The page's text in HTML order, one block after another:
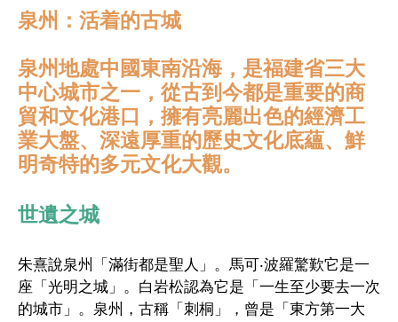
泉州：活着的古城
泉州地處中國東南沿海，是福建省三大
中心城市之一，從古到今都是重要的商
貿和文化港口，擁有亮麗出色的經濟工
業大盤、深遠厚重的歷史文化底蘊、鮮
明奇特的多元文化大觀。
世遺之城
朱熹說泉州「滿街都是聖人」。馬可‧波羅驚歎它是一
座「光明之城」。白岩松認為它是「一生至少要去一次
的城市」。泉州，古稱「刺桐」，曾是「東方第一大